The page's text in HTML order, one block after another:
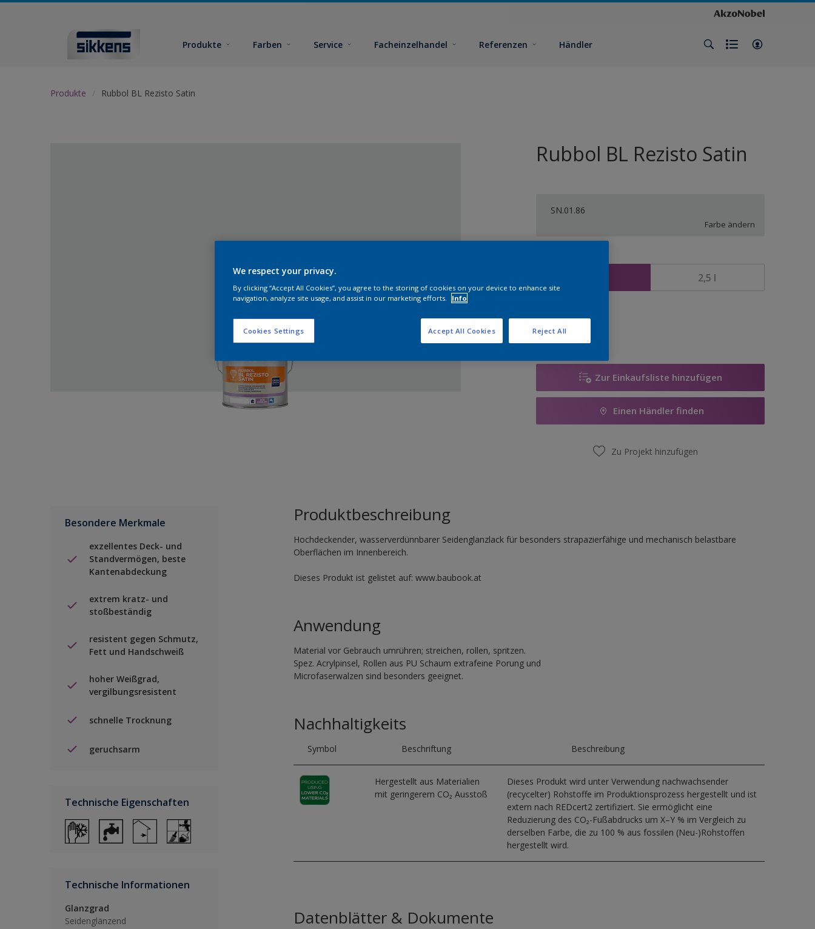
Produkte Farben Service Facheinzelhandel Referenzen Händler
Produkte Rubbol BL Rezisto Satin
Rubbol BL Rezisto Satin
SN.01.86
Farbe ändern
2,5 l
Zur Einkaufsliste hinzufügen
Einen Händler finden
Zu Projekt hinzufügen
Besondere Merkmale
exzellentes Deck- und
Standvermögen, beste
Kantenabdeckung
extrem kratz- und
stoßbeständig
resistent gegen Schmutz,
Fett und Handschweiß
hoher Weißgrad,
vergilbungsresistent
schnelle Trocknung
geruchsarm
Technische Eigenschaften
Technische Informationen
Glanzgrad
Seidenglänzend
Produktbeschreibung
Hochdeckender, wasserverdünnbarer Seidenglanzlack für besonders strapazierfähige und mechanisch belastbare
Oberflächen im Innenbereich.
Dieses Produkt ist gelistet auf: www.baubook.at
Anwendung
Material vor Gebrauch umrühren; streichen, rollen, spritzen.
Spez. Acrylpinsel, Rollen aus PU Schaum extrafeine Porung und
Microfaserwalzen sind besonders geeignet.
Nachhaltigkeits
Symbol Beschriftung Beschreibung
Hergestellt aus Materialien
mit geringerem CO₂ Ausstoß
Dieses Produkt wird unter Verwendung nachwachsender
(recycelter) Rohstoffe im Produktionsprozess hergestellt und ist
extern nach REDcert2 zertifiziert. Sie ermöglicht eine
Reduzierung des CO₂-Fußabdrucks um X–Y % im Vergleich zu
derselben Farbe, die zu 100 % aus fossilen (Neu-)Rohstoffen
hergestellt wird.
Datenblätter & Dokumente
We respect your privacy.
By clicking “Accept All Cookies”, you agree to the storing of cookies on your device to enhance site
navigation, analyze site usage, and assist in our marketing efforts.
Info
Cookies Settings Reject All
Accept All Cookies